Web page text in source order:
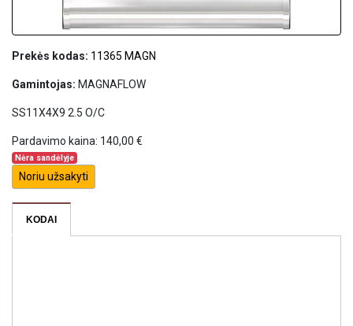
Prekės kodas: 11365 MAGN
Gamintojas: MAGNAFLOW
SS11X4X9 2.5 O/C
Pardavimo kaina: 140,00 €
Nėra sandėlyje
Noriu užsakyti
KODAI